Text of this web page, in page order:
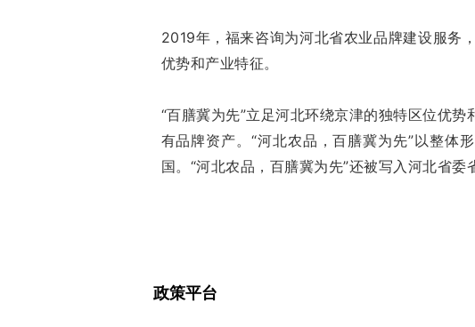
2019年，福来咨询为河北省农业品牌建设服务
优势和产业特征。
“百膳冀为先”立足河北环绕京津的独特区位优
有品牌资产。“河北农品，百膳冀为先”以整体
国。“河北农品，百膳冀为先”还被写入河北省委
政策平台